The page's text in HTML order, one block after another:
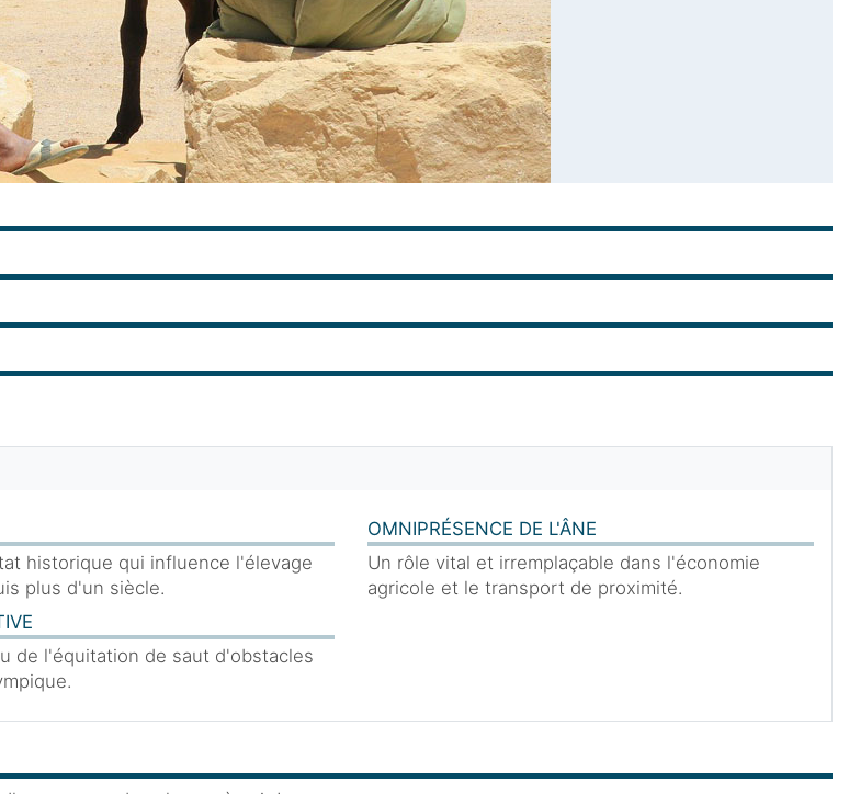
historique qui influence l'élevage
plus d'un siècle.
OMNIPRÉSENCE DE L'ÂNE
Un rôle vital et irremplaçable dans l'économie
agricole et le transport de proximité.
de l'équitation de saut d'obstacles